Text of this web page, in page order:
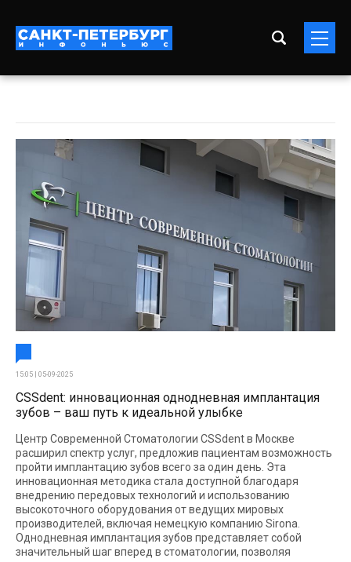
15:05 | 05-09-2025
CSSdent: инновационная однодневная имплантация
зубов – ваш путь к идеальной улыбке
Центр Современной Стоматологии CSSdent в Москве
расширил спектр услуг, предложив пациентам возможность
пройти имплантацию зубов всего за один день. Эта
инновационная методика стала доступной благодаря
внедрению передовых технологий и использованию
высокоточного оборудования от ведущих мировых
производителей, включая немецкую компанию Sirona.
Однодневная имплантация зубов представляет собой
значительный шаг вперед в стоматологии, позволяя